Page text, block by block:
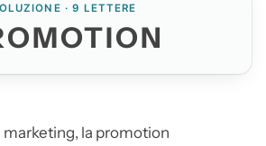
· 9 LETTERE
la promotion